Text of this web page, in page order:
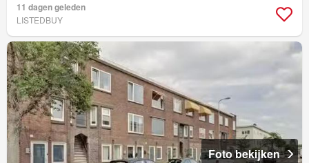
11 dagen geleden
LISTEDBUY
Foto bekijken